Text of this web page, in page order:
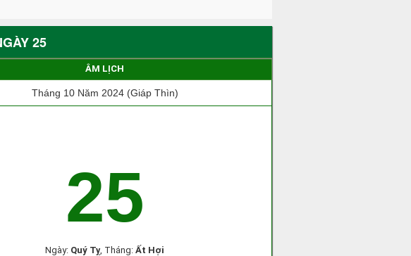
25
ÂM LỊCH
Tháng 10 Năm 2024 (Giáp Thìn)
25
Ngày: Quý Tỵ, Tháng: Ất Hợi